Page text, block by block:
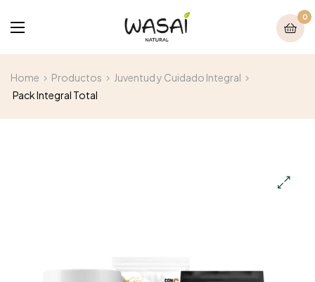
0
Home Productos
Juventud y Cuidado Integral
Pack Integral Total